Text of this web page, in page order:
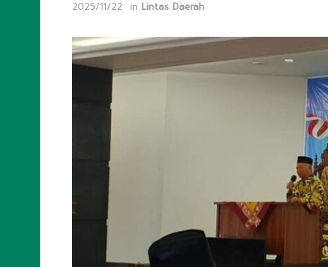
2025/11/22 in Lintas Daerah